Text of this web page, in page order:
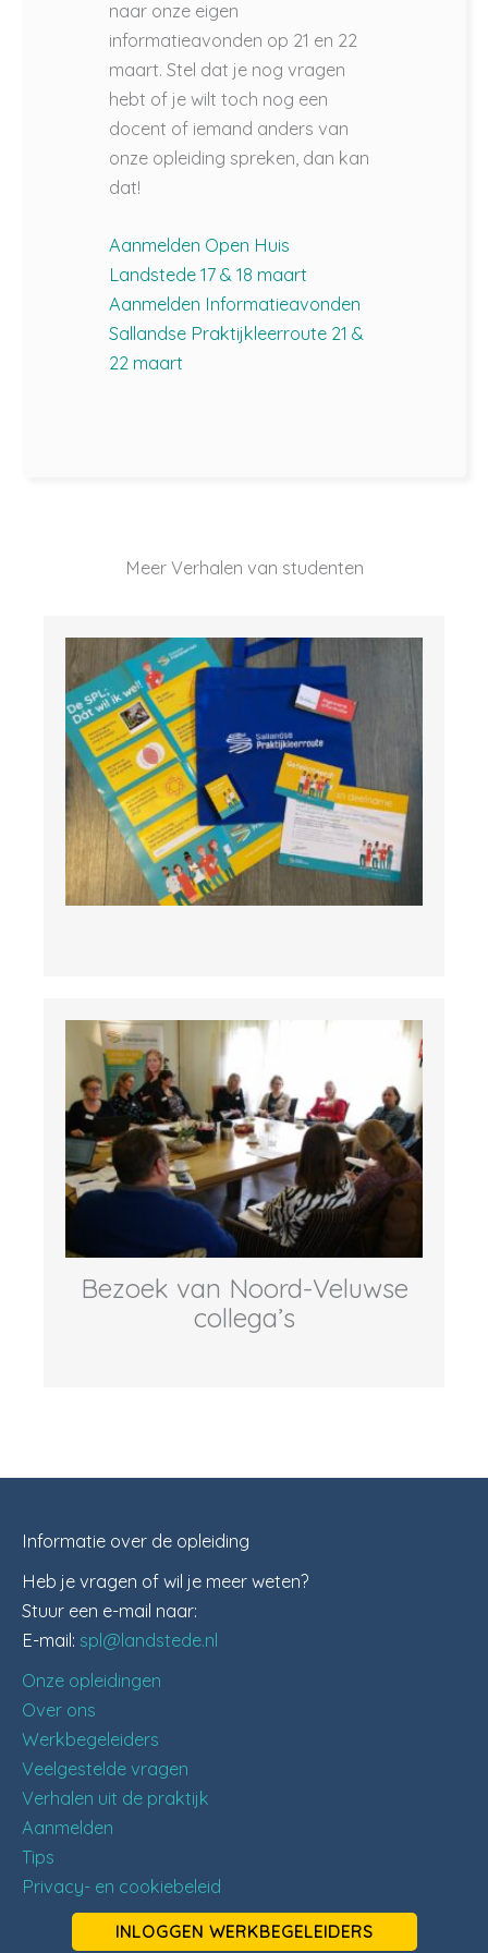
naar onze eigen
informatieavonden op 21 en 22
maart. Stel dat je nog vragen
hebt of je wilt toch nog een
docent of iemand anders van
onze opleiding spreken, dan kan
dat!
Aanmelden Open Huis
Landstede 17 & 18 maart
Aanmelden Informatieavonden
Sallandse Praktijkleerroute 21 &
22 maart
Meer Verhalen van studenten
Bezoek van Noord-Veluwse
collega’s
Informatie over de opleiding
Heb je vragen of wil je meer weten?
Stuur een e-mail naar:
E-mail: spl@landstede.nl
Onze opleidingen
Over ons
Werkbegeleiders
Veelgestelde vragen
Verhalen uit de praktijk
Aanmelden
Tips
Privacy- en cookiebeleid
INLOGGEN WERKBEGELEIDERS